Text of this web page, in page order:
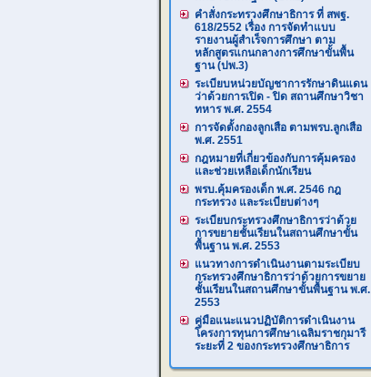
คำสั่งกระทรวงศึกษาธิการ ที่ สพฐ.
618/2552 เรื่อง การจัดทำแบบ
รายงานผู้สำเร็จการศึกษา ตาม
หลักสูตรแกนกลางการศึกษาขั้นพื้น
ฐาน (ปพ.3)
ระเบียบหน่วยบัญชาการรักษาดินแดน
ว่าด้วยการเปิด - ปิด สถานศึกษาวิชา
ทหาร พ.ศ. 2554
การจัดตั้งกองลูกเสือ ตามพรบ.ลูกเสือ
พ.ศ. 2551
กฎหมายที่เกี่ยวข้องกับการคุ้มครอง
และช่วยเหลือเด็กนักเรียน
พรบ.คุ้มครองเด็ก พ.ศ. 2546 กฎ
กระทรวง และระเบียบต่างๆ
ระเบียบกระทรวงศึกษาธิการว่าด้วย
การขยายชั้นเรียนในสถานศึกษาขั้น
พื้นฐาน พ.ศ. 2553
แนวทางการดำเนินงานตามระเบียบ
กระทรวงศึกษาธิการว่าด้วยการขยาย
ชั้นเรียนในสถานศึกษาขั้นพื้นฐาน พ.ศ.
2553
คู่มือแนะแนวปฏิบัติการดำเนินงาน
โครงการทุนการศึกษาเฉลิมราชกุมารี
ระยะที่ 2 ของกระทรวงศึกษาธิการ